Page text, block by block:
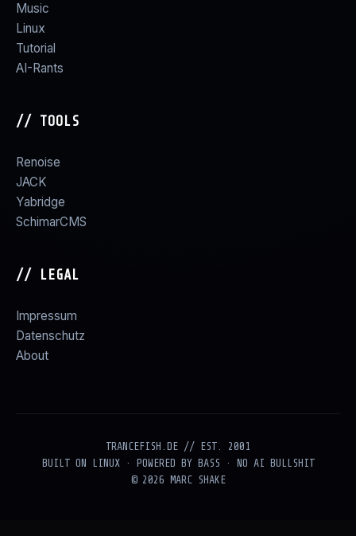
Music
Linux
Tutorial
AI-Rants
// TOOLS
Renoise
JACK
Yabridge
SchimarCMS
// LEGAL
Impressum
Datenschutz
About
TRANCEFISH.DE // EST. 2001
BUILT ON LINUX · POWERED BY BASS · NO AI BULLSHIT
© 2026 MARC SHAKE